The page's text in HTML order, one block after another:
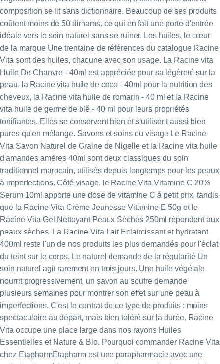
composition se lit sans dictionnaire. Beaucoup de ses produits
coûtent moins de 50 dirhams, ce qui en fait une porte d'entrée
idéale vers le soin naturel sans se ruiner. Les huiles, le cœur
de la marque Une trentaine de références du catalogue Racine
Vita sont des huiles, chacune avec son usage. La Racine vita
Huile De Chanvre - 40ml est appréciée pour sa légèreté sur la
peau, la Racine vita huile de coco - 40ml pour la nutrition des
cheveux, la Racine vita huile de romarin - 40 ml et la Racine
vita huile de germe de blé - 40 ml pour leurs propriétés
tonifiantes. Elles se conservent bien et s'utilisent aussi bien
pures qu'en mélange. Savons et soins du visage Le Racine
Vita Savon Naturel de Graine de Nigelle et la Racine vita huile
d'amandes améres 40ml sont deux classiques du soin
traditionnel marocain, utilisés depuis longtemps pour les peaux
à imperfections. Côté visage, le Racine Vita Vitamine C 20%
Serum 10ml apporte une dose de vitamine C à petit prix, tandis
que la Racine Vita Crème Jeunesse Vitamine E 50g et le
Racine Vita Gel Nettoyant Peaux Sèches 250ml répondent aux
peaux sèches. La Racine Vita Lait Eclaircissant et hydratant
400ml reste l'un de nos produits les plus demandés pour l'éclat
du teint sur le corps. Le naturel demande de la régularité Un
soin naturel agit rarement en trois jours. Une huile végétale
nourrit progressivement, un savon au soufre demande
plusieurs semaines pour montrer son effet sur une peau à
imperfections. C'est le contrat de ce type de produits : moins
spectaculaire au départ, mais bien toléré sur la durée. Racine
Vita occupe une place large dans nos rayons Huiles
Essentielles et Nature & Bio. Pourquoi commander Racine Vita
chez EtapharmEtapharm est une parapharmacie avec une